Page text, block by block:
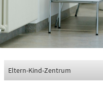
112
Giftnotruf
0361 730730
116117
Eltern-Kind-Zentrum